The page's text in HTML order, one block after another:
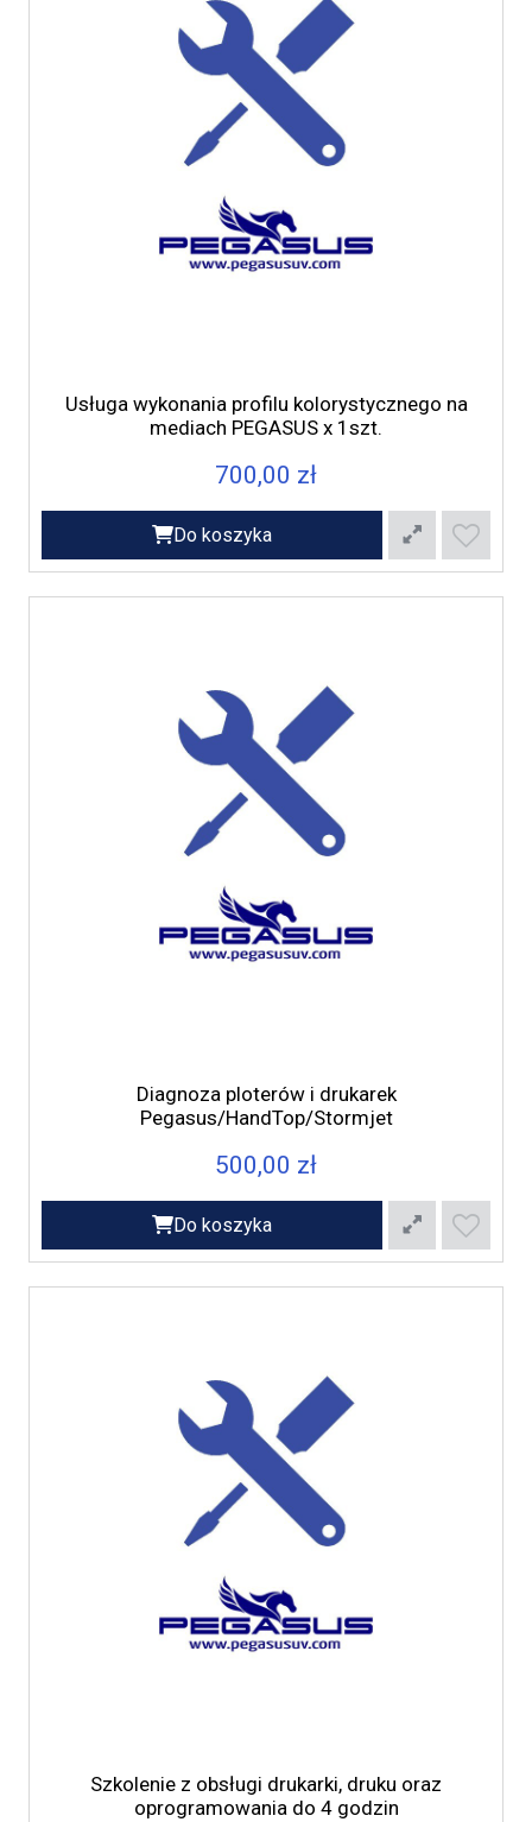
Usługa wykonania profilu kolorystycznego na
mediach PEGASUS x 1szt.
700,00 zł
Do koszyka
Diagnoza ploterów i drukarek
Pegasus/HandTop/Stormjet
500,00 zł
Do koszyka
Szkolenie z obsługi drukarki, druku oraz
oprogramowania do 4 godzin